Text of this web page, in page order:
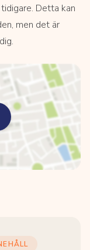
Detta kan
men det är